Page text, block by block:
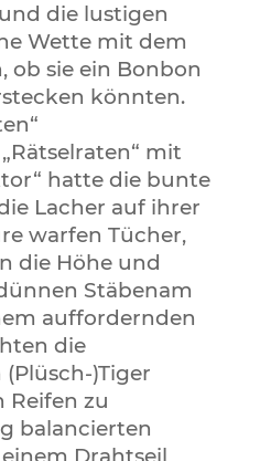
die lustigen
Wette mit dem
ob sie ein Bonbon
könnten.
mit
hatte die bunte
Lacher auf ihrer
warfen Tücher,
die Höhe und
Stäbenam
auffordernden
die
)Tiger
Reifen zu
balancierten